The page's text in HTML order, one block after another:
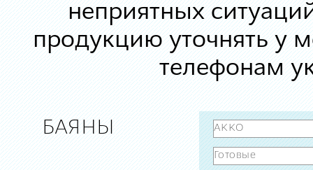
неприятных
продукцию уточнять у
телефонам
БАЯНЫ